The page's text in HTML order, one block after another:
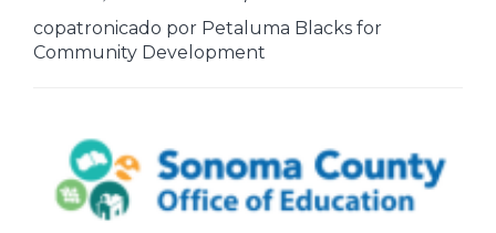
copatronicado por Petaluma Blacks for
Community Development